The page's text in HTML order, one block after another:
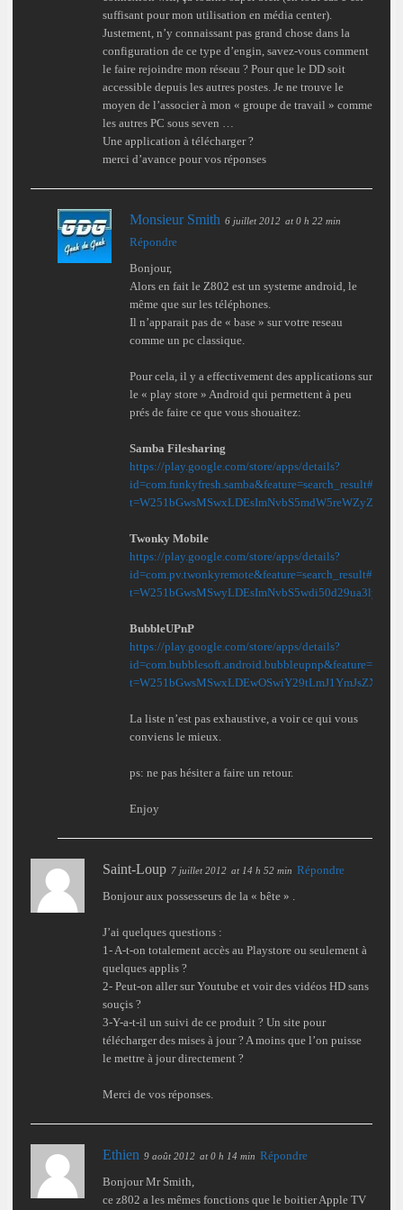
suffisant pour mon utilisation en média center).
Justement, n’y connaissant pas grand chose dans la
configuration de ce type d’engin, savez-vous comment
le faire rejoindre mon réseau ? Pour que le DD soit
accessible depuis les autres postes. Je ne trouve le
moyen de l’associer à mon « groupe de travail » comme
les autres PC sous seven …
Une application à télécharger ?
merci d’avance pour vos réponses
Monsieur Smith 6 juillet 2012 at 0 h 22 min
Répondre
Bonjour,
Alors en fait le Z802 est un systeme android, le
même que sur les téléphones.
Il n’apparait pas de « base » sur votre reseau
comme un pc classique.
Pour cela, il y a effectivement des applications sur
le « play store » Android qui permettent à peu
prés de faire ce que vous shouaitez:
Samba Filesharing
https://play.google.com/store/apps/details?
id=com.funkyfresh.samba&feature=search_result#?
Twonky Mobile
https://play.google.com/store/apps/details?
id=com.pv.twonkyremote&feature=search_result#?
BubbleUPnP
https://play.google.com/store/apps/details?
La liste n’est pas exhaustive, a voir ce qui vous
conviens le mieux.
ps: ne pas hésiter a faire un retour.
Enjoy
Saint-Loup 7 juillet 2012 at 14 h 52 min Répondre
Bonjour aux possesseurs de la « bête » .
J’ai quelques questions :
1- A-t-on totalement accès au Playstore ou seulement à
quelques applis ?
2- Peut-on aller sur Youtube et voir des vidéos HD sans
souçis ?
3-Y-a-t-il un suivi de ce produit ? Un site pour
télécharger des mises à jour ? A moins que l’on puisse
le mettre à jour directement ?
Merci de vos réponses.
Ethien 9 août 2012 at 0 h 14 min Répondre
Bonjour Mr Smith,
ce z802 a les mêmes fonctions que le boitier Apple TV